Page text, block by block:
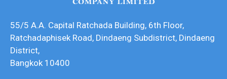
55/5 A.A. Capital Ratchada Building, 6th Floor,
Ratchadaphisek Road, Dindaeng Subdistrict, Dindaeng
District,
Bangkok 10400